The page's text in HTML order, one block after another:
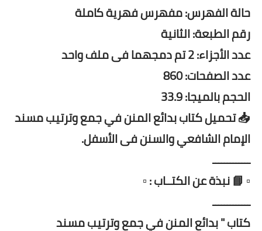
حالة الفهرس: مفهرس فهرية كاملة
رقم الطبعة: الثانية
عدد الأجزاء: 2 تم دمجهما فى ملف واحد
عدد الصفحات: 860
الحجم بالميجا: 33.9
📥 تحميل كتاب بدائع المنن في جمع وترتيب مسند
الإمام الشافعي والسنن فى الأسفل.
ـــــــــــــ
▫️ 📘 نبذة عن الكتــاب : ▫️
ـــــــــــــ
كتاب " بدائع المنن في جمع وترتيب مسند